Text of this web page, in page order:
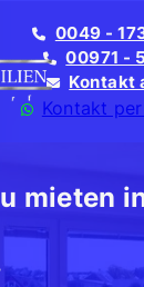
0049 -
00971 -
Kontakt
Kontakt
mieten